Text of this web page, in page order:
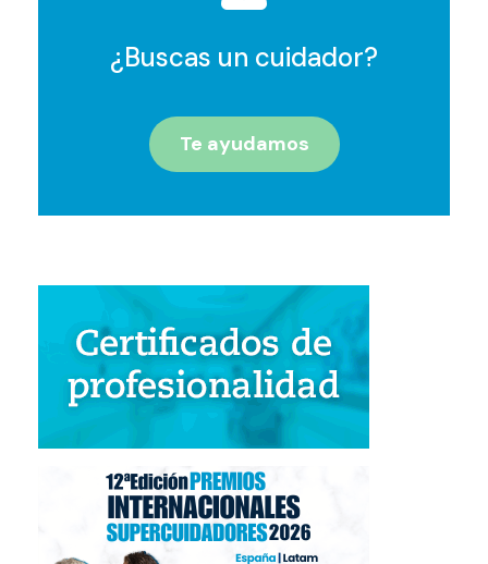
¿Buscas un cuidador?
Te ayudamos